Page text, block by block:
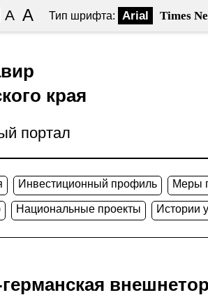
A A Тип шрифта: Arial Times
края
портал
Инвестиционный профиль Меры
Национальные проекты Истории